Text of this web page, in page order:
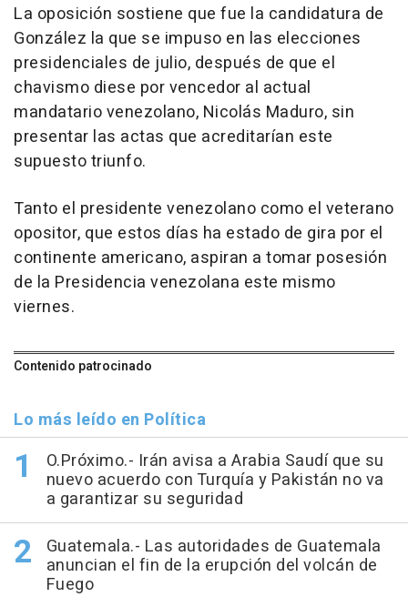
La oposición sostiene que fue la candidatura de
González la que se impuso en las elecciones
presidenciales de julio, después de que el
chavismo diese por vencedor al actual
mandatario venezolano, Nicolás Maduro, sin
presentar las actas que acreditarían este
supuesto triunfo.
Tanto el presidente venezolano como el veterano
opositor, que estos días ha estado de gira por el
continente americano, aspiran a tomar posesión
de la Presidencia venezolana este mismo
viernes.
Contenido patrocinado
Lo más leído en Política
O.Próximo.- Irán avisa a Arabia Saudí que su
nuevo acuerdo con Turquía y Pakistán no va
a garantizar su seguridad
Guatemala.- Las autoridades de Guatemala
anuncian el fin de la erupción del volcán de
Fuego